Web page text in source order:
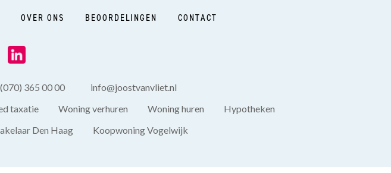
OVER ONS BEOORDELINGEN CONTACT
(070) 365 00 00
info@joostvanvliet.nl
taxatie Woning verhuren Woning huren
Hypotheken
Den Haag Koopwoning Vogelwijk